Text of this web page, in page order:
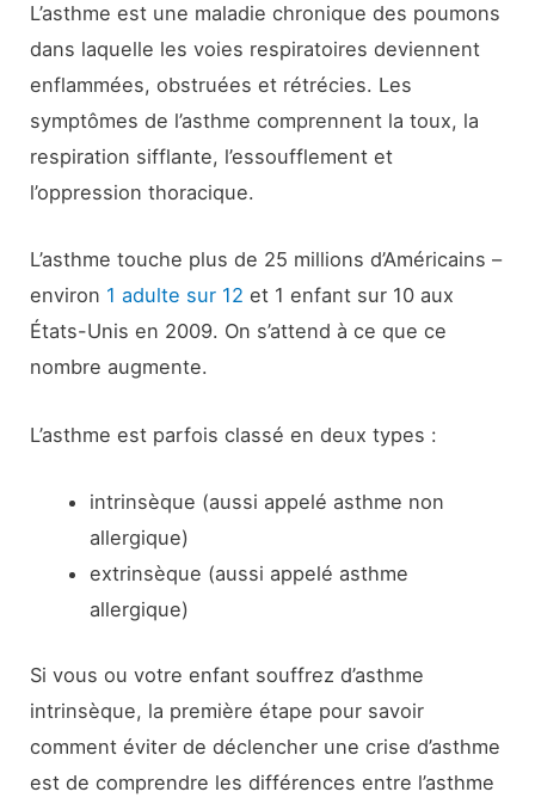
L’asthme est une maladie chronique des poumons
dans laquelle les voies respiratoires deviennent
enflammées, obstruées et rétrécies. Les
symptômes de l’asthme comprennent la toux, la
respiration sifflante, l’essoufflement et
l’oppression thoracique.
L’asthme touche plus de 25 millions d’Américains –
environ 1 adulte sur 12 et 1 enfant sur 10 aux
États-Unis en 2009. On s’attend à ce que ce
nombre augmente.
L’asthme est parfois classé en deux types :
intrinsèque (aussi appelé asthme non
allergique)
extrinsèque (aussi appelé asthme
allergique)
Si vous ou votre enfant souffrez d’asthme
intrinsèque, la première étape pour savoir
comment éviter de déclencher une crise d’asthme
est de comprendre les différences entre l’asthme